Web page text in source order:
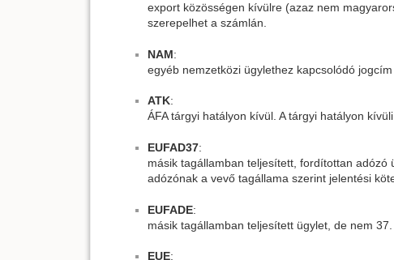
export közösségen kívülre (azaz nem
szerepelhet a számlán.
NAM:
egyéb nemzetközi ügylethez kapcsolódó
ATK:
ÁFA tárgyi hatályon kívül. A tárgyi hatályon
EUFAD37:
másik tagállamban teljesített, fordítottan adózó
adózónak a vevő tagállama szerint jelentési
EUFADE:
másik tagállamban teljesített ügylet, de nem
EUE: